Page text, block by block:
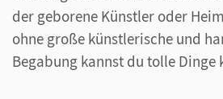
der geborene Künstler oder
ohne große künstlerische und
Begabung kannst du tolle Dinge